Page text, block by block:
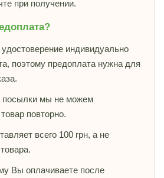
при получении.
индивидуально
поэтому предоплата нужна для
посылки мы не можем
повторно.
всего 100 грн, а не
Вы оплачиваете после